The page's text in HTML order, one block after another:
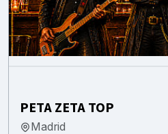
PETA ZETA TOP
Madrid